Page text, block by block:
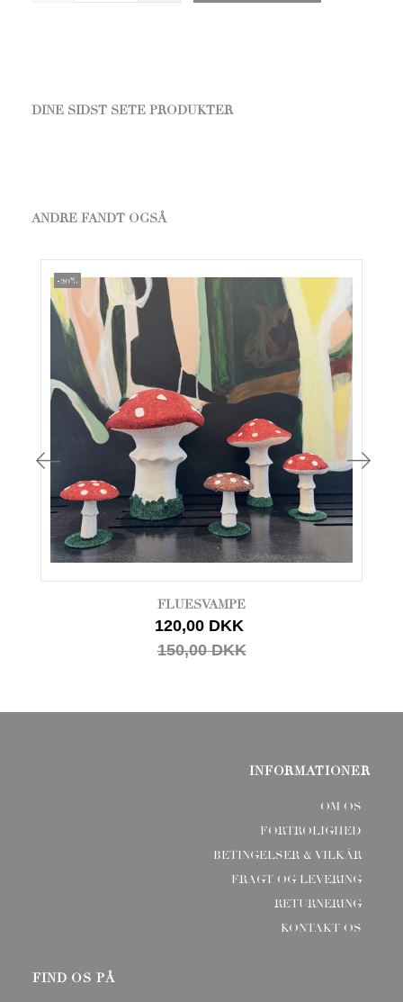
DINE SIDST SETE PRODUKTER
ANDRE FANDT OGSÅ
-20%
FLUESVAMPE
120,00 DKK
150,00 DKK
INFORMATIONER
OM OS
FORTROLIGHED
BETINGELSER & VILKÅR
FRAGT OG LEVERING
RETURNERING
KONTAKT OS
FIND OS PÅ